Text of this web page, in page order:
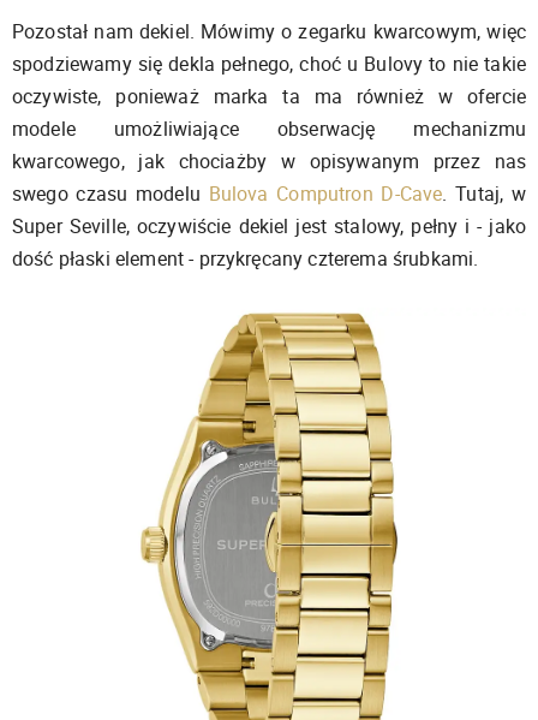
Pozostał nam dekiel. Mówimy o zegarku kwarcowym, więc
spodziewamy się dekla pełnego, choć u Bulovy to nie takie
oczywiste, ponieważ marka ta ma również w ofercie
modele umożliwiające obserwację mechanizmu
kwarcowego, jak chociażby w opisywanym przez nas
swego czasu modelu Bulova Computron D-Cave. Tutaj, w
Super Seville, oczywiście dekiel jest stalowy, pełny i - jako
dość płaski element - przykręcany czterema śrubkami.